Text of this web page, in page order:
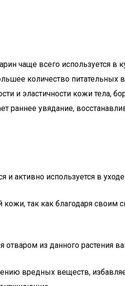
чаще всего используется
количество
и эластичности кожи
раннее увядание,
и активно используется в
так как благодаря
из данного растения
вредных веществ,